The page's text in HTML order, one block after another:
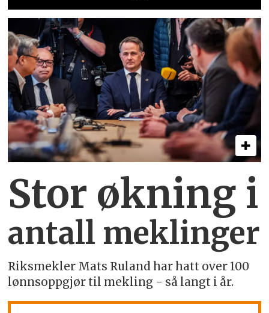
Stor økning i
antall meklinger
Riksmekler Mats Ruland har hatt over 100
lønnsoppgjør til mekling - så langt i år.